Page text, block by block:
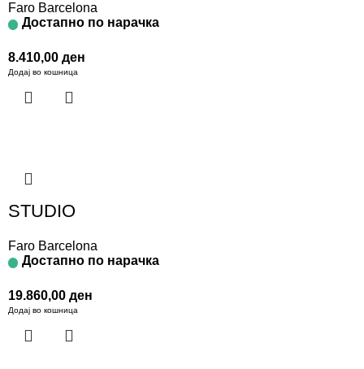
Faro Barcelona
Достапно по нарачка
8.410,00 ден
Додај во кошница
STUDIO
Faro Barcelona
Достапно по нарачка
19.860,00 ден
Додај во кошница